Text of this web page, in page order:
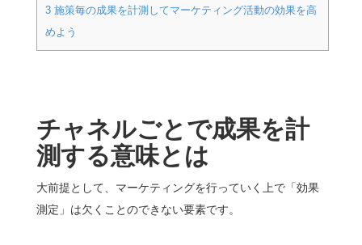
3施策毎の成果を計測してマーケティング活動の効果を高
めよう
チャネルごとで成果を計
測する意味とは
大前提として、マーケティングを行っていく上で「効果
測定」は欠くことのできない要素です。